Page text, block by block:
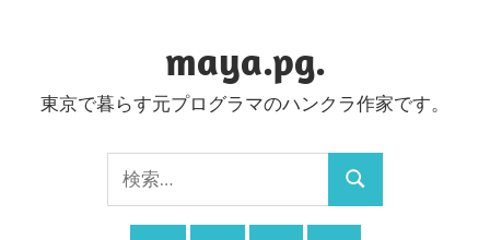
ン
maya.pg.
東京で暮らす元プログラマのハンクラ作家です。
索:
検
索